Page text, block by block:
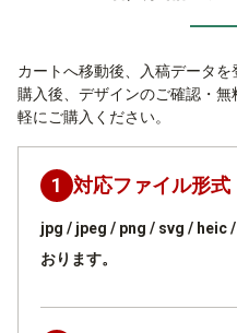
カートへ移動後、入稿データを
購入後、デザインのご確認・
軽にご購入ください。
1 対応ファイル形式
jpg / jpeg / png / svg / heic
おります。